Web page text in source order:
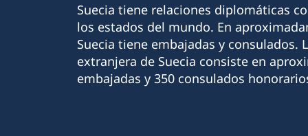
Suecia tiene relaciones diplomáticas
los estados del mundo. En
Suecia tiene embajadas y consulados.
extranjera de Suecia consiste en
embajadas y 350 consulados